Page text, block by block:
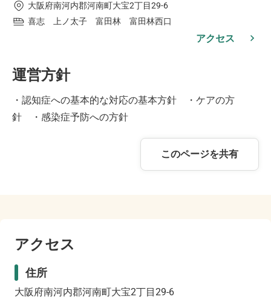
大阪府南河内郡河南町大宝2丁目29-6
喜志 上ノ太子 富田林 富田林西口
アクセス
運営方針
・認知症への基本的な対応の基本方針 ・ケアの方
針 ・感染症予防への方針
このページを共有
アクセス
住所
大阪府南河内郡河南町大宝2丁目29-6